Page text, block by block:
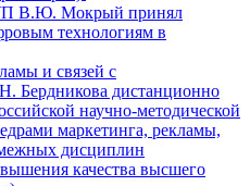
В.Ю. Мокрый принял
технологиям в